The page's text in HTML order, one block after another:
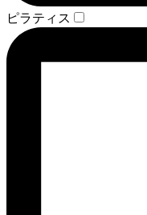
ピラティス